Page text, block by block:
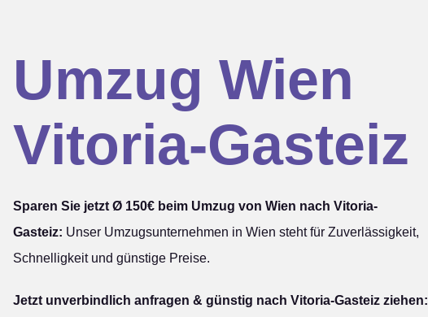
Umzug Wien
Vitoria-Gasteiz
Sparen Sie jetzt Ø 150€ beim Umzug von Wien nach Vitoria-
Gasteiz: Unser Umzugsunternehmen in Wien steht für Zuverlässigkeit,
Schnelligkeit und günstige Preise.
Jetzt unverbindlich anfragen & günstig nach Vitoria-Gasteiz ziehen: